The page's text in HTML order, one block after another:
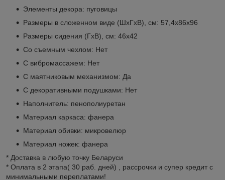
Элементы декора: пуговицы
Размеры в сложенном виде (ШхГхВ), см: 57,4х86х96
Размеры сидения (ГхВ), см: 46х42
Со съемным чехлом: Нет
С вибромассажем: Нет
С маятниковым механизмом: Да
С декоративными подушками: Нет
Наполнитель: пенополиуретан
Материал каркаса: фанера
Материал обивки: микровелюр
Материал ножек: фанера
* Доставка в любую точку Беларуси
* Оплата в 2 этапа( 30 раб. дней) , рассрочки и супер кредит с
минимальными переплатами!